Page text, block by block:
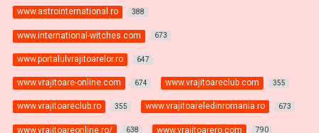
www.astrointernational.ro 388
www.international-witches.com 673
www.portalulvrajitoarelor.ro 647
www.vrajitoare-online.com 674 www.vrajitoareclub.com 355
www.vrajitoareclub.ro 355 www.vrajitoareledinromania.ro 673
www.vrajitoareonline.ro/ 638 www.vrajitoarero.com 790